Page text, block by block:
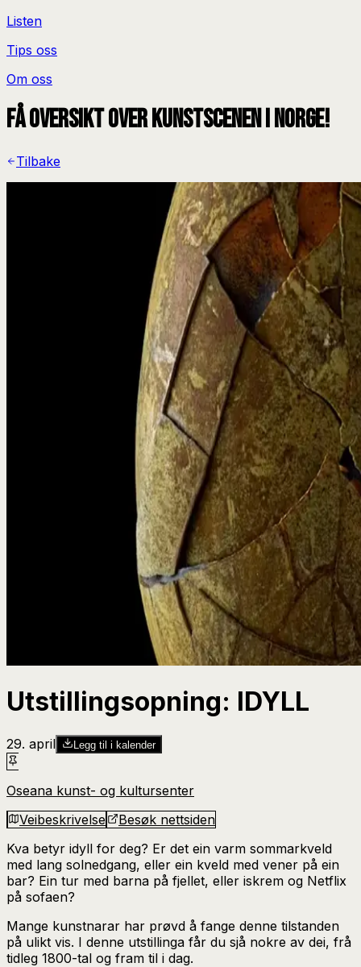
Listen
Tips oss
Om oss
Få oversikt over kunstscenen i Norge!
Tilbake
Utstillingsopning: IDYLL
29. april Legg til i kalender
Oseana kunst- og kultursenter
Veibeskrivelse
Besøk nettsiden
Kva betyr idyll for deg? Er det ein varm sommarkveld
med lang solnedgang, eller ein kveld med vener på ein
bar? Ein tur med barna på fjellet, eller iskrem og Netflix
på sofaen?
Mange kunstnarar har prøvd å fange denne tilstanden
på ulikt vis. I denne utstillinga får du sjå nokre av dei, frå
tidleg 1800-tal og fram til i dag.